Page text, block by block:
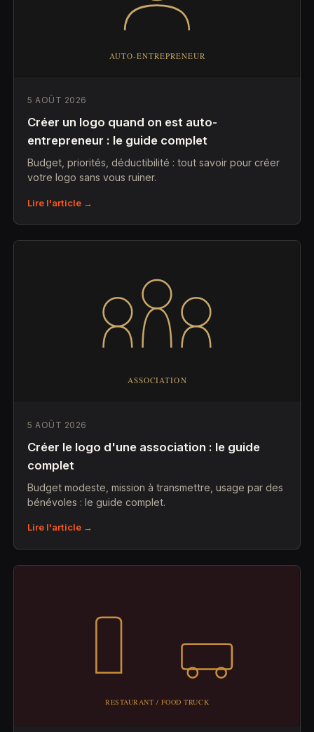
5 AOÛT 2026
Créer un logo quand on est auto-
entrepreneur : le guide complet
Budget, priorités, déductibilité : tout savoir pour créer
votre logo sans vous ruiner.
Lire l'article →
5 AOÛT 2026
Créer le logo d'une association : le guide
complet
Budget modeste, mission à transmettre, usage par des
bénévoles : le guide complet.
Lire l'article →